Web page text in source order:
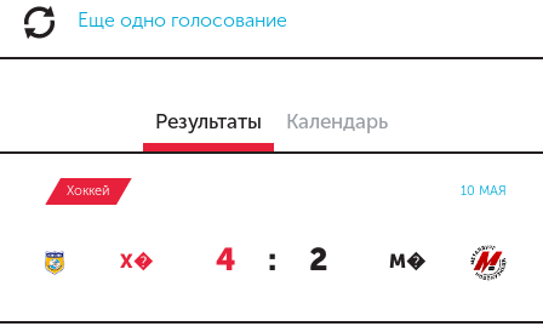
Еще одно голосование
Результаты Календарь
Хоккей 10 МАЯ
Х� 4 : 2 М�